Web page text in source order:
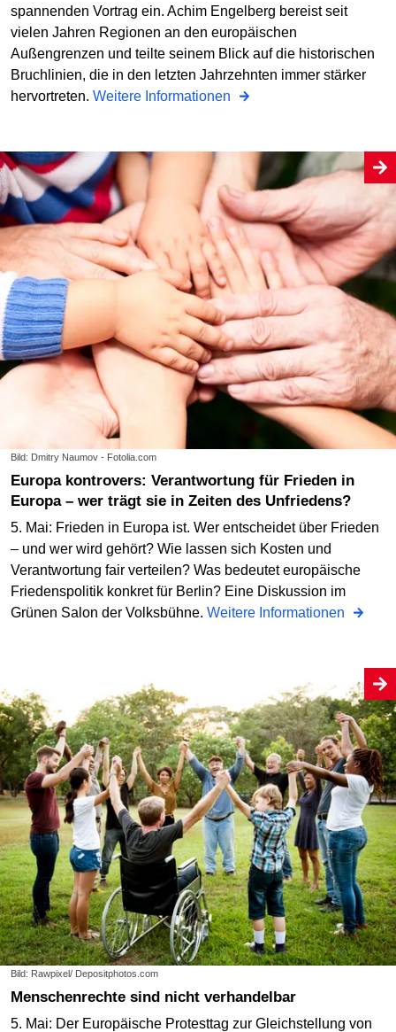
spannenden Vortrag ein. Achim Engelberg bereist seit
vielen Jahren Regionen an den europäischen
Außengrenzen und teilte seinem Blick auf die historischen
Bruchlinien, die in den letzten Jahrzehnten immer stärker
hervortreten. Weitere Informationen
Bild: Dmitry Naumov - Fotolia.com
Europa kontrovers: Verantwortung für Frieden in
Europa – wer trägt sie in Zeiten des Unfriedens?
5. Mai: Frieden in Europa ist. Wer entscheidet über Frieden
– und wer wird gehört? Wie lassen sich Kosten und
Verantwortung fair verteilen? Was bedeutet europäische
Friedenspolitik konkret für Berlin? Eine Diskussion im
Grünen Salon der Volksbühne. Weitere Informationen
Bild: Rawpixel/ Depositphotos.com
Menschenrechte sind nicht verhandelbar
5. Mai: Der Europäische Protesttag zur Gleichstellung von